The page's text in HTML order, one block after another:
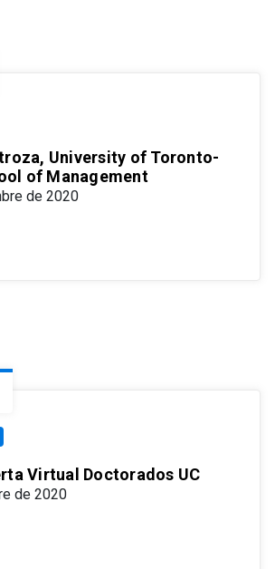
University of Toronto-
of Management
de 2020
Virtual Doctorados UC
de 2020